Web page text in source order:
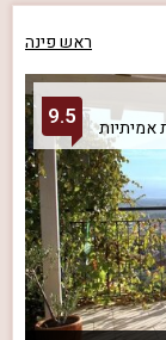
ראש פינה
9.5